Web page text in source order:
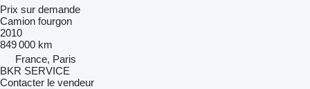
Prix sur demande
Camion fourgon
2010
849 000 km
France, Paris
BKR SERVICE
Contacter le vendeur